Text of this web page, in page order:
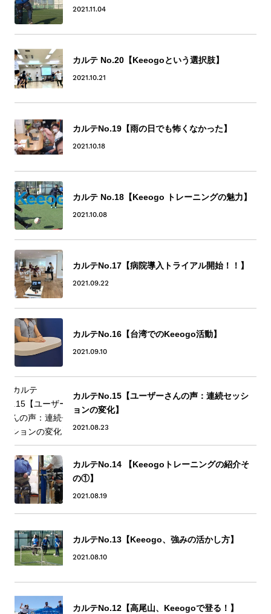
2021.11.04
カルテ No.20【Keeogoという選択肢】
2021.10.21
カルテNo.19【雨の日でも怖くなかった】
2021.10.18
カルテ No.18【Keeogo トレーニングの魅力】
2021.10.08
カルテNo.17【病院導入トライアル開始！！】
2021.09.22
カルテNo.16【台湾でのKeeogo活動】
2021.09.10
カルテNo.15【ユーザーさんの声：連続セッシ
ョンの変化】
2021.08.23
カルテNo.14 【Keeogoトレーニングの紹介そ
の①】
2021.08.19
カルテNo.13【Keeogo、強みの活かし方】
2021.08.10
カルテNo.12【高尾山、Keeogoで登る！】